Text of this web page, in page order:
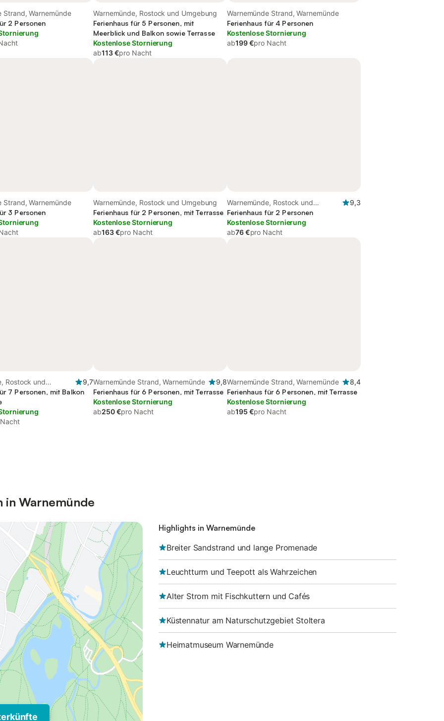
Strand, Warnemünde
2 Personen
Warnemünde, Rostock und Umgebung
Ferienhaus für 5 Personen, mit
Meerblick und Balkon sowie Terrasse
Kostenlose Stornierung
ab113 €pro Nacht
Warnemünde Strand, Warnemünde
Ferienhaus für 4 Personen
Kostenlose Stornierung
ab199 €pro Nacht
Strand, Warnemünde
3 Personen
Warnemünde, Rostock und Umgebung
Ferienhaus für 2 Personen, mit Terrasse
Kostenlose Stornierung
ab163 €pro Nacht
Warnemünde, Rostock und
Umgebung
9,3
Ferienhaus für 2 Personen
Kostenlose Stornierung
ab76 €pro Nacht
Rostock und
9,7
7 Personen, mit Balkon
Warnemünde Strand, Warnemünde
9,8
Ferienhaus für 6 Personen, mit Terrasse
Kostenlose Stornierung
ab250 €pro Nacht
Warnemünde Strand, Warnemünde
8,4
Ferienhaus für 6 Personen, mit Terrasse
Kostenlose Stornierung
ab195 €pro Nacht
in Warnemünde
Highlights in Warnemünde
Breiter Sandstrand und lange Promenade
Leuchtturm und Teepott als Wahrzeichen
Alter Strom mit Fischkuttern und Cafés
Küstennatur am Naturschutzgebiet Stoltera
Heimatmuseum Warnemünde